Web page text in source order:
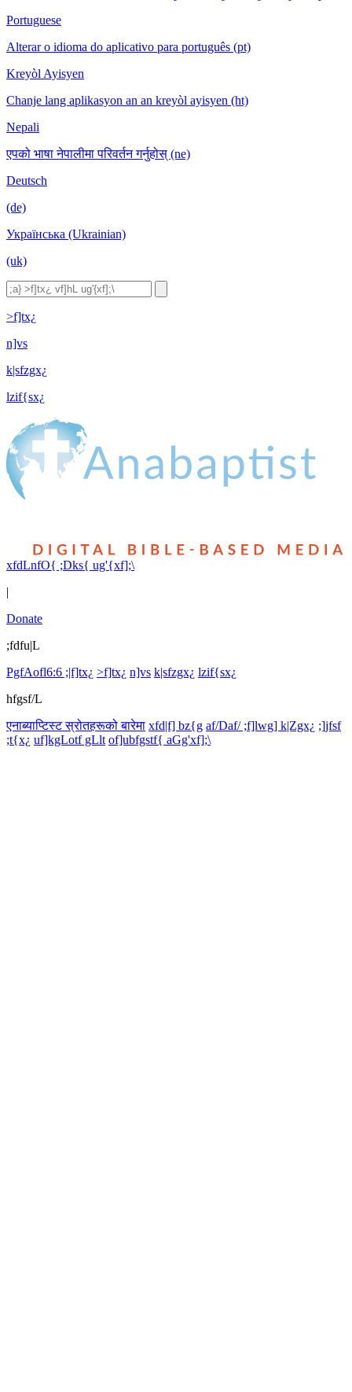
Portuguese
Alterar o idioma do aplicativo para português (pt)
Kreyòl Ayisyen
Chanje lang aplikasyon an an kreyòl ayisyen (ht)
Nepali
एपको भाषा नेपालीमा परिवर्तन गर्नुहोस् (ne)
Deutsch
(de)
Українська (Ukrainian)
(uk)
>f]tx¿
n]vs
k|sfzgx¿
lzif{sx¿
xfdLnfO{ ;Dks{ ug'{xf];\
|
Donate
;fdfu|L
PgfAofl6:6 ;|f]tx¿ >f]tx¿ n]vs k|sfzgx¿ lzif{sx¿
hfgsf/L
एनाब्याप्टिस्ट स्रोतहरूको बारेमा xfd|f] bz{g af/Daf/ ;f]lwg] k|Zgx¿ ;]jfsf
;t{x¿ uf]kgLotf gLlt of]ubfgstf{ aGg'xf];\